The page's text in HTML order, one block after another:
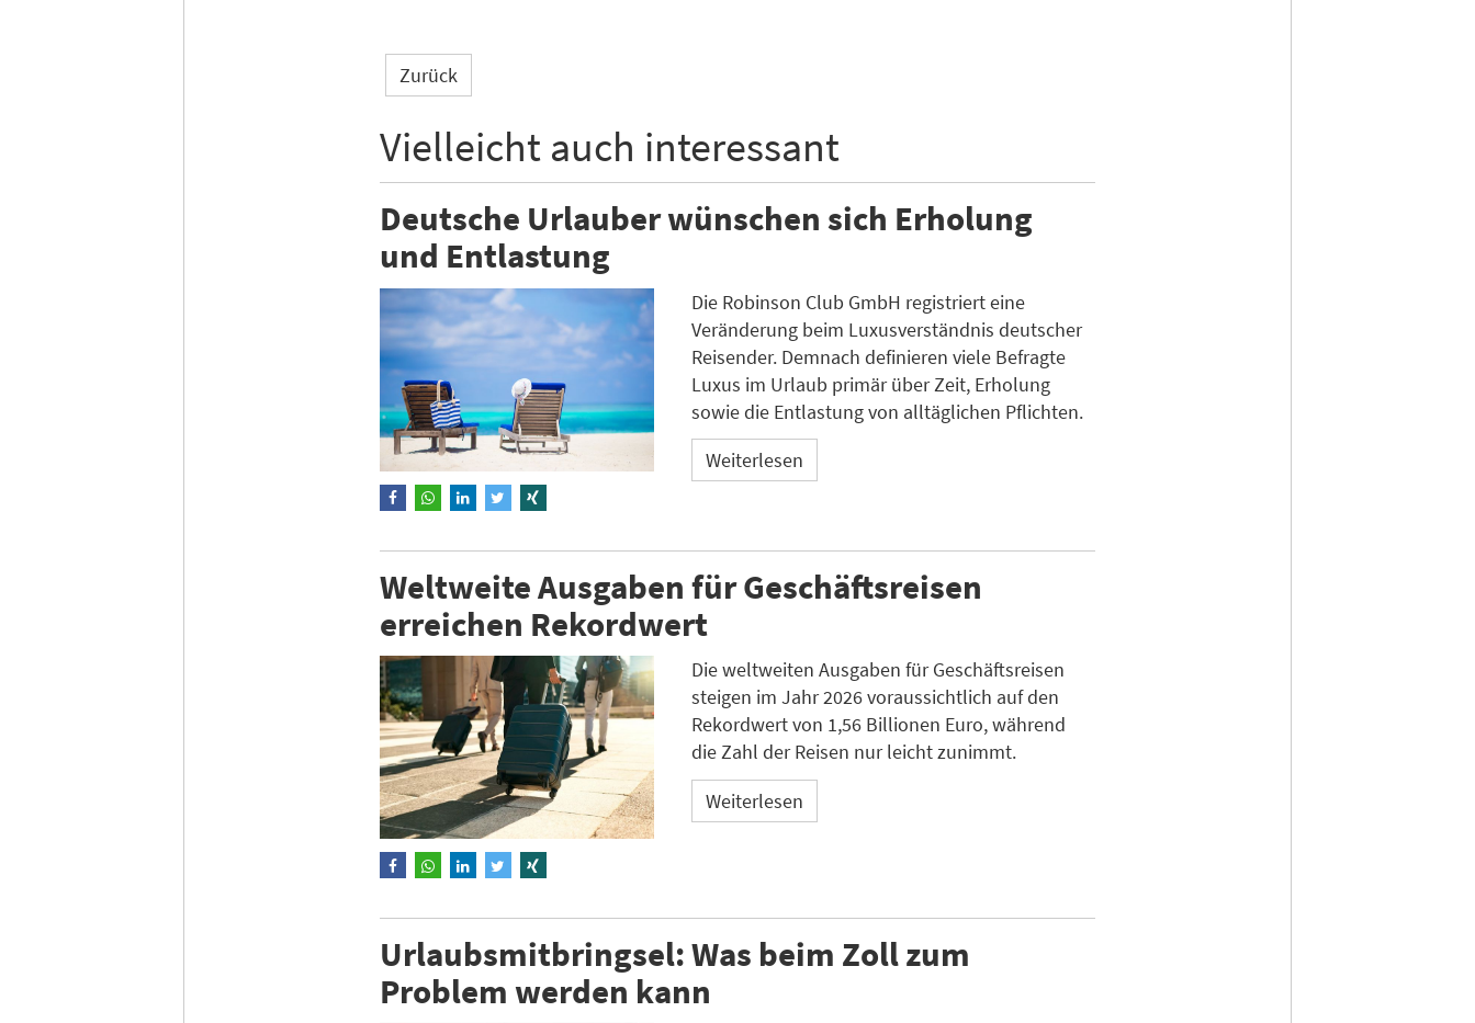
Zurück
Vielleicht auch interessant
Deutsche Urlauber wünschen sich Erholung
und Entlastung
Die Robinson Club GmbH registriert eine
Veränderung beim Luxusverständnis deutscher
Reisender. Demnach definieren viele Befragte
Luxus im Urlaub primär über Zeit, Erholung
sowie die Entlastung von alltäglichen Pflichten.
Weiterlesen
Weltweite Ausgaben für Geschäftsreisen
erreichen Rekordwert
Die weltweiten Ausgaben für Geschäftsreisen
steigen im Jahr 2026 voraussichtlich auf den
Rekordwert von 1,56 Billionen Euro, während
die Zahl der Reisen nur leicht zunimmt.
Weiterlesen
Urlaubsmitbringsel: Was beim Zoll zum
Problem werden kann